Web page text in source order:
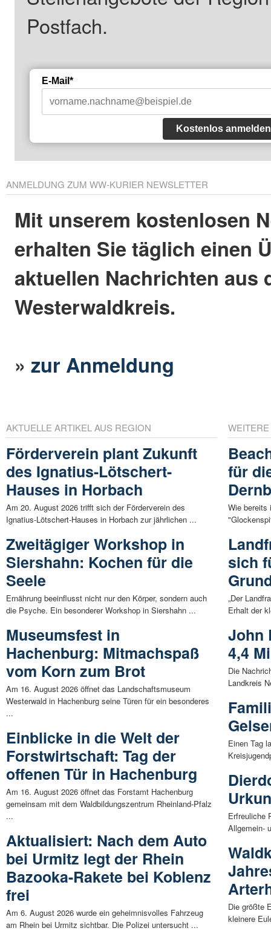
Postfach.
E-Mail*
Kostenlos anmelden
ANMELDUNG ZUM WW-KURIER NEWSLETTER
Mit unserem kostenlosen
erhalten Sie täglich einen
aktuellen Nachrichten aus
Westerwaldkreis.
»zur Anmeldung
AKTUELLE ARTIKEL AUS REGION
Förderverein plant Zukunft
des Ignatius-Lötschert-
Hauses in Horbach
Am 20. August 2026 trifft sich der Förderverein des
Ignatius-Lötschert-Hauses in Horbach zur jährlichen ...
Zweitägiger Workshop in
Siershahn: Kochen für die
Seele
Ernährung beeinflusst nicht nur den Körper, sondern auch
die Psyche. Ein besonderer Workshop in Siershahn ...
Museumsfest in
Hachenburg: Mitmachspaß
vom Korn zum Brot
Am 16. August 2026 öffnet das Landschaftsmuseum
Westerwald in Hachenburg seine Türen für ein besonderes
...
Einblicke in die Welt der
Forstwirtschaft: Tag der
offenen Tür in Hachenburg
Am 16. August 2026 öffnet das Forstamt Hachenburg
gemeinsam mit dem Waldbildungszentrum Rheinland-Pfalz
...
Aktualisiert: Nach dem Auto
bei Urmitz legt der Rhein
Bazooka-Rakete bei Koblenz
frei
Am 6. August 2026 wurde ein geheimnisvolles Fahrzeug
am Rhein bei Urmitz sichtbar. Die Polizei untersucht ...
für
Wie bereits
sich
„Der
Erhalt der
John
4,4
Die
Landkreis
Einen Tag
Erfreuliche
Allgemein-
Die größte
kleinere